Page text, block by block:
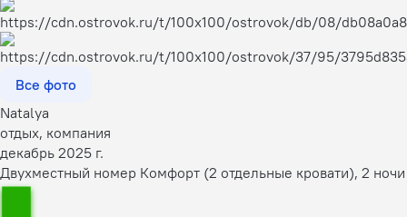
Все фото
Natalya
отдых, компания
декабрь 2025 г.
Двухместный номер Комфорт (2 отдельные кровати), 2 ночи